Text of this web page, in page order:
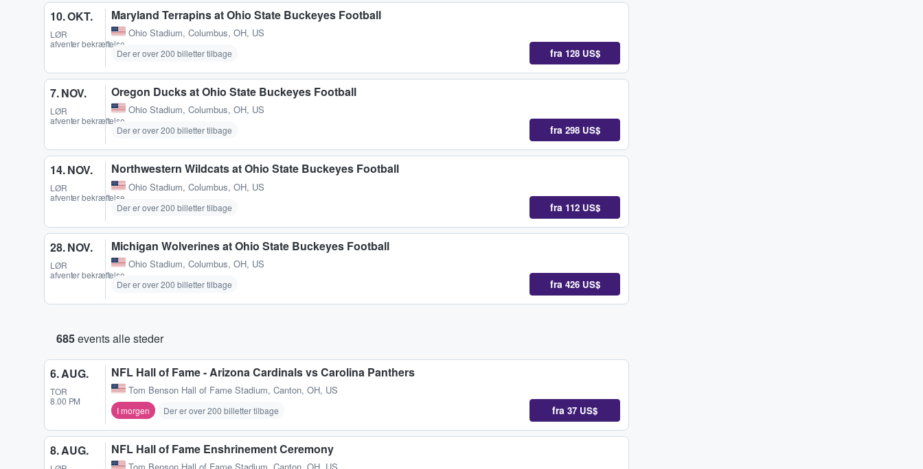
10. OKT.
LØR
afventer bekræftelse
Maryland Terrapins at Ohio State Buckeyes Football
Ohio Stadium, Columbus, OH, US
Der er over 200 billetter tilbage fra 128 US$
7. NOV.
LØR
afventer bekræftelse
Oregon Ducks at Ohio State Buckeyes Football
Ohio Stadium, Columbus, OH, US
Der er over 200 billetter tilbage fra 298 US$
14. NOV.
LØR
afventer bekræftelse
Northwestern Wildcats at Ohio State Buckeyes Football
Ohio Stadium, Columbus, OH, US
Der er over 200 billetter tilbage fra 112 US$
28. NOV.
LØR
afventer bekræftelse
Michigan Wolverines at Ohio State Buckeyes Football
Ohio Stadium, Columbus, OH, US
Der er over 200 billetter tilbage fra 426 US$
685events alle steder
6. AUG.
TOR
8.00 PM
NFL Hall of Fame - Arizona Cardinals vs Carolina Panthers
Tom Benson Hall of Fame Stadium, Canton, OH, US
I morgen Der er over 200 billetter tilbage fra 37 US$
8. AUG. NFL Hall of Fame Enshrinement Ceremony